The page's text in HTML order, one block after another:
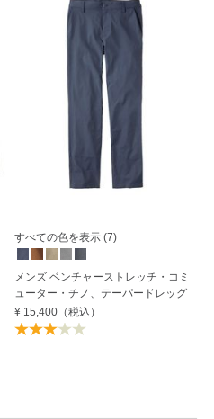
すべての色を表示 (7)
メンズ ベンチャーストレッチ・コミ
ューター・チノ、テーパードレッグ
¥ 15,400 （税込）